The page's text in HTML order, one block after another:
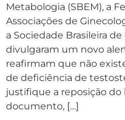
Metabologia (SBEM), a
Associações de
a Sociedade Brasileira de
divulgaram um novo
reafirmam que não
de deficiência de
justifique a reposição
documento, […]